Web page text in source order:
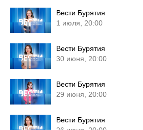
Вести Бурятия
1 июля, 20:00
Вести Бурятия
30 июня, 20:00
Вести Бурятия
29 июня, 20:00
Вести Бурятия